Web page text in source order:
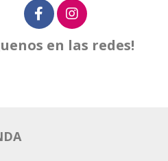
en las redes!